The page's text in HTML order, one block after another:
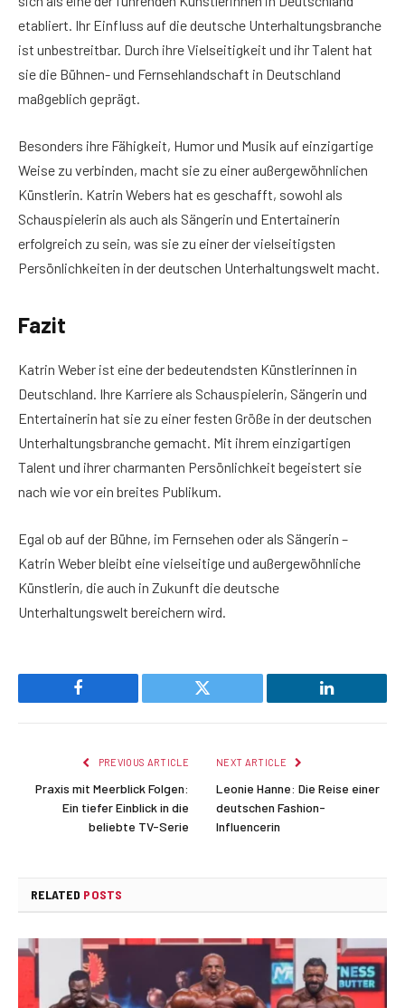
etabliert. Ihr Einfluss auf die deutsche Unterhaltungsbranche
ist unbestreitbar. Durch ihre Vielseitigkeit und ihr Talent hat
sie die Bühnen- und Fernsehlandschaft in Deutschland
maßgeblich geprägt.
Besonders ihre Fähigkeit, Humor und Musik auf einzigartige
Weise zu verbinden, macht sie zu einer außergewöhnlichen
Künstlerin. Katrin Webers hat es geschafft, sowohl als
Schauspielerin als auch als Sängerin und Entertainerin
erfolgreich zu sein, was sie zu einer der vielseitigsten
Persönlichkeiten in der deutschen Unterhaltungswelt macht.
Fazit
Katrin Weber ist eine der bedeutendsten Künstlerinnen in
Deutschland. Ihre Karriere als Schauspielerin, Sängerin und
Entertainerin hat sie zu einer festen Größe in der deutschen
Unterhaltungsbranche gemacht. Mit ihrem einzigartigen
Talent und ihrer charmanten Persönlichkeit begeistert sie
nach wie vor ein breites Publikum.
Egal ob auf der Bühne, im Fernsehen oder als Sängerin –
Katrin Weber bleibt eine vielseitige und außergewöhnliche
Künstlerin, die auch in Zukunft die deutsche
Unterhaltungswelt bereichern wird.
Facebook Twitter LinkedIn
PREVIOUS ARTICLE
Praxis mit Meerblick Folgen:
Ein tiefer Einblick in die
beliebte TV-Serie
NEXT ARTICLE
Leonie Hanne: Die Reise einer
deutschen Fashion-
Influencerin
RELATED POSTS